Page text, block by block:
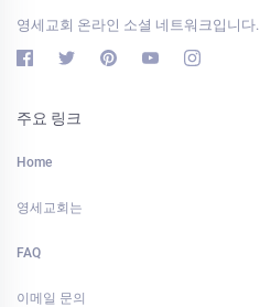
영세교회 온라인 소셜 네트워크입니다.
주요 링크
Home
영세교회는
FAQ
이메일 문의